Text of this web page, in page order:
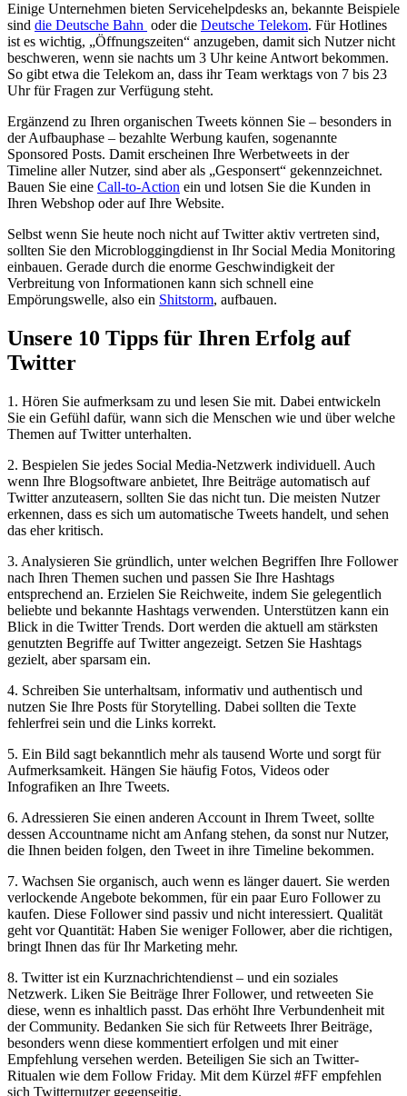
Einige Unternehmen bieten Servicehelpdesks an, bekannte Beispiele
sind die Deutsche Bahn oder die Deutsche Telekom. Für Hotlines
ist es wichtig, „Öffnungszeiten“ anzugeben, damit sich Nutzer nicht
beschweren, wenn sie nachts um 3 Uhr keine Antwort bekommen.
So gibt etwa die Telekom an, dass ihr Team werktags von 7 bis 23
Uhr für Fragen zur Verfügung steht.
Ergänzend zu Ihren organischen Tweets können Sie – besonders in
der Aufbauphase – bezahlte Werbung kaufen, sogenannte
Sponsored Posts. Damit erscheinen Ihre Werbetweets in der
Timeline aller Nutzer, sind aber als „Gesponsert“ gekennzeichnet.
Bauen Sie eine Call-to-Action ein und lotsen Sie die Kunden in
Ihren Webshop oder auf Ihre Website.
Selbst wenn Sie heute noch nicht auf Twitter aktiv vertreten sind,
sollten Sie den Microbloggingdienst in Ihr Social Media Monitoring
einbauen. Gerade durch die enorme Geschwindigkeit der
Verbreitung von Informationen kann sich schnell eine
Empörungswelle, also ein Shitstorm, aufbauen.
Unsere 10 Tipps für Ihren Erfolg auf
Twitter
1. Hören Sie aufmerksam zu und lesen Sie mit. Dabei entwickeln
Sie ein Gefühl dafür, wann sich die Menschen wie und über welche
Themen auf Twitter unterhalten.
2. Bespielen Sie jedes Social Media-Netzwerk individuell. Auch
wenn Ihre Blogsoftware anbietet, Ihre Beiträge automatisch auf
Twitter anzuteasern, sollten Sie das nicht tun. Die meisten Nutzer
erkennen, dass es sich um automatische Tweets handelt, und sehen
das eher kritisch.
3. Analysieren Sie gründlich, unter welchen Begriffen Ihre Follower
nach Ihren Themen suchen und passen Sie Ihre Hashtags
entsprechend an. Erzielen Sie Reichweite, indem Sie gelegentlich
beliebte und bekannte Hashtags verwenden. Unterstützen kann ein
Blick in die Twitter Trends. Dort werden die aktuell am stärksten
genutzten Begriffe auf Twitter angezeigt. Setzen Sie Hashtags
gezielt, aber sparsam ein.
4. Schreiben Sie unterhaltsam, informativ und authentisch und
nutzen Sie Ihre Posts für Storytelling. Dabei sollten die Texte
fehlerfrei sein und die Links korrekt.
5. Ein Bild sagt bekanntlich mehr als tausend Worte und sorgt für
Aufmerksamkeit. Hängen Sie häufig Fotos, Videos oder
Infografiken an Ihre Tweets.
6. Adressieren Sie einen anderen Account in Ihrem Tweet, sollte
dessen Accountname nicht am Anfang stehen, da sonst nur Nutzer,
die Ihnen beiden folgen, den Tweet in ihre Timeline bekommen.
7. Wachsen Sie organisch, auch wenn es länger dauert. Sie werden
verlockende Angebote bekommen, für ein paar Euro Follower zu
kaufen. Diese Follower sind passiv und nicht interessiert. Qualität
geht vor Quantität: Haben Sie weniger Follower, aber die richtigen,
bringt Ihnen das für Ihr Marketing mehr.
8. Twitter ist ein Kurznachrichtendienst – und ein soziales
Netzwerk. Liken Sie Beiträge Ihrer Follower, und retweeten Sie
diese, wenn es inhaltlich passt. Das erhöht Ihre Verbundenheit mit
der Community. Bedanken Sie sich für Retweets Ihrer Beiträge,
besonders wenn diese kommentiert erfolgen und mit einer
Empfehlung versehen werden. Beteiligen Sie sich an Twitter-
Ritualen wie dem Follow Friday. Mit dem Kürzel #FF empfehlen
sich Twitternutzer gegenseitig.